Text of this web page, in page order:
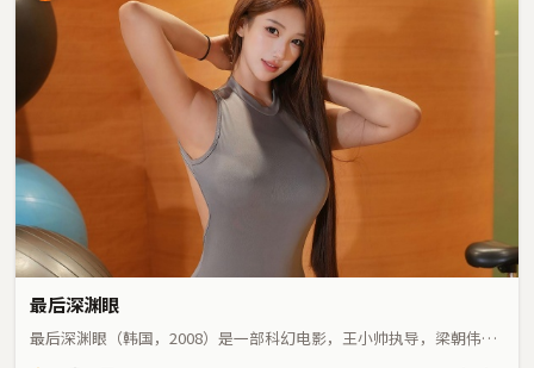
最后深渊眼
最后深渊眼（韩国，2008）是一部科幻电影，王小帅执导，梁朝伟、